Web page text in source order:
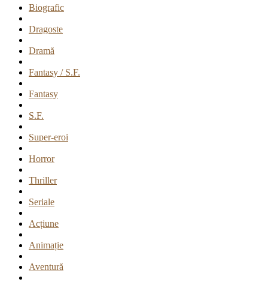
Biografic
Dragoste
Dramă
Fantasy / S.F.
Fantasy
S.F.
Super-eroi
Horror
Thriller
Seriale
Acțiune
Animație
Aventură